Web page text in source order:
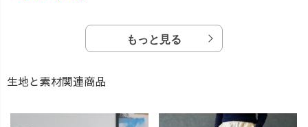
もっと見る
生地と素材関連商品